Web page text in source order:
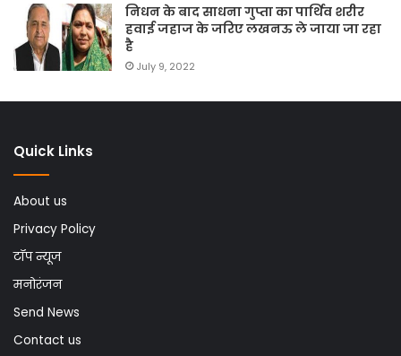
निधन के बाद साधना गुप्ता का पार्थिव शरीर
हवाई जहाज के जरिए लखनऊ ले जाया जा रहा
है
July 9, 2022
Quick Links
About us
Privacy Policy
टॉप न्यूज
मनोरंजन
Send News
Contact us